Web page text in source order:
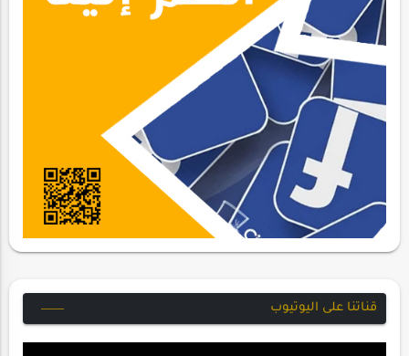
قناتنا على اليوتيوب